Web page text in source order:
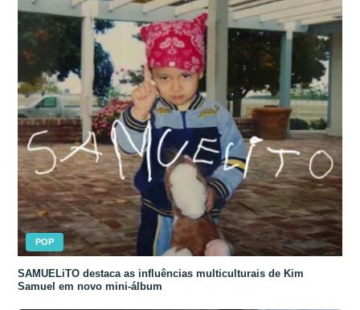
POP
SAMUELiTO destaca as influências multiculturais de Kim
Samuel em novo mini-álbum